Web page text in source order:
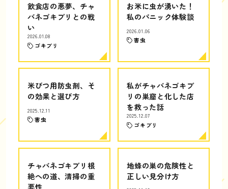
飲食店の悪夢、チャ
バネゴキブリとの戦
い
2026.01.08
ゴキブリ
お米に虫が湧いた！
私のパニック体験談
2026.01.06
害虫
米びつ用防虫剤、そ
の効果と選び方
2025.12.11
害虫
私がチャバネゴキブ
リの巣窟と化した店
を救った話
2025.12.07
ゴキブリ
チャバネゴキブリ根
絶への道、清掃の重
要性
地蜂の巣の危険性と
正しい見分け方